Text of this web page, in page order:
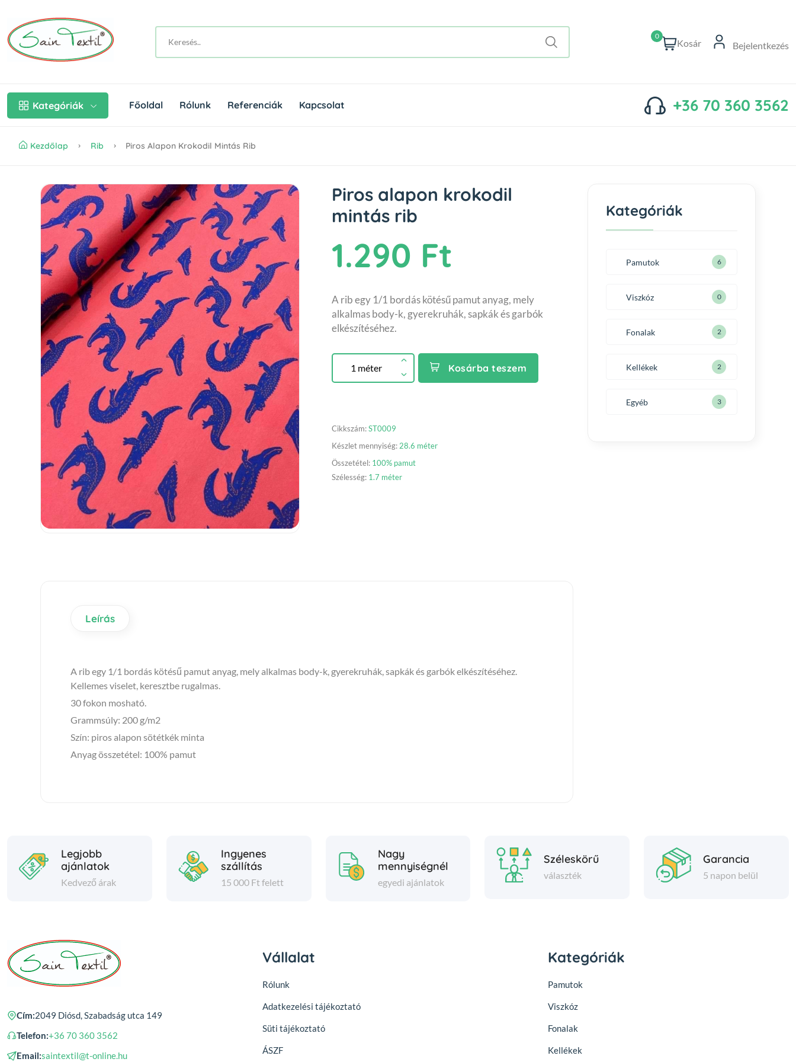
0
Kosár Bejelentkezés
Kategóriák Főoldal Rólunk Referenciák Kapcsolat +36 70 360 3562
Kezdőlap Rib Piros Alapon Krokodil Mintás Rib
Piros alapon krokodil
mintás rib
1.290 Ft
A rib egy 1/1 bordás kötésű pamut anyag, mely
alkalmas body-k, gyerekruhák, sapkák és garbók
elkészítéséhez.
Kosárba teszem
Cikkszám:ST0009
Készlet mennyiség: 28.6 méter
Összetétel: 100% pamut
Szélesség: 1.7 méter
Leírás
A rib egy 1/1 bordás kötésű pamut anyag, mely alkalmas body-k, gyerekruhák, sapkák és garbók elkészítéséhez.
Kellemes viselet, keresztbe rugalmas.
30 fokon mosható.
Grammsúly: 200 g/m2
Szín: piros alapon sötétkék minta
Anyag összetétel: 100% pamut
Kategóriák
Pamutok 6
Viszkóz 0
Fonalak 2
Kellékek 2
Egyéb 3
Legjobb
ajánlatok
Kedvező árak
Ingyenes
szállítás
15 000 Ft felett
Nagy
mennyiségnél
egyedi ajánlatok
Széleskörű
választék
Garancia
5 napon belül
Cím:2049 Diósd, Szabadság utca 149
Telefon:+36 70 360 3562
Email:saintextil@t-online.hu
Vállalat
Rólunk
Adatkezelési tájékoztató
Süti tájékoztató
ÁSZF
Kategóriák
Pamutok
Viszkóz
Fonalak
Kellékek